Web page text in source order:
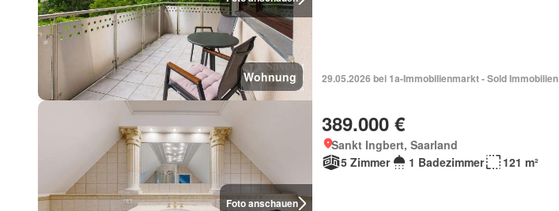
Wohnung 29.05.2026 bei 1a-Immobilienmarkt - Sold Immobilien
Foto anschauen
389.000 €
Sankt Ingbert, Saarland
5 Zimmer
1 Badezimmer 121 m²